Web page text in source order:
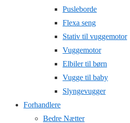
Pusleborde
Flexa seng
Stativ til vuggemotor
Vuggemotor
Elbiler til børn
Vugge til baby
Slyngevugger
Forhandlere
Bedre Nætter